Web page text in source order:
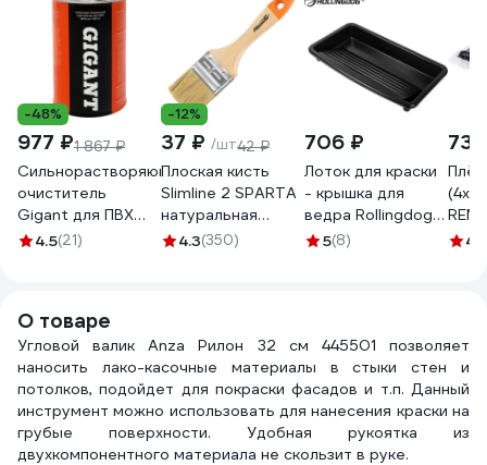
-48%
977 ₽1 867 ₽
Сильнорастворяющий
очиститель
Gigant для ПВХ
1000 мл GPC-5
4.5(21)
-12%
37 ₽ /шт42 ₽
Плоская кисть
Slimline 2 SPARTA
натуральная
щетина,
4.3(350)
706 ₽
Лоток для краски
- крышка для
ведра Rollingdog
THE MOLOSSUS
5(8)
73
(4х5
4.9
О товаре
Угловой валик Anza Рилон 32 см 445501 позволяет
наносить лако-касочные материалы в стыки стен и
потолков, подойдет для покраски фасадов и т.п. Данный
инструмент можно использовать для нанесения краски на
грубые поверхности. Удобная рукоятка из
двухкомпонентного материала не скользит в руке.